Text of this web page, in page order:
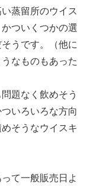
蒸留所のウイス
ついくつかの選
うです。（他に
なものもあった
題なく飲めそう
いろいろな方向
そうなウイスキ
て一般販売日よ